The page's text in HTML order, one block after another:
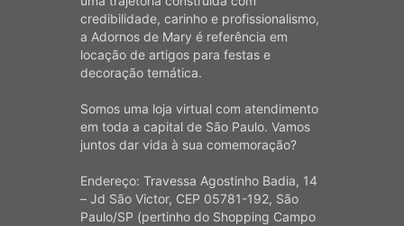
credibilidade, carinho e profissionalismo,
a Adornos de Mary é referência em
locação de artigos para festas e
decoração temática.
Somos uma loja virtual com atendimento
em toda a capital de São Paulo. Vamos
juntos dar vida à sua comemoração?
Endereço: Travessa Agostinho Badia, 14
– Jd São Victor, CEP 05781-192, São
Paulo/SP (pertinho do Shopping Campo